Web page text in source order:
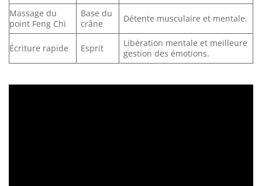
Massage du
point Feng Chi
Base du
crâne
Détente musculaire et mentale.
Écriture rapide Esprit
Libération mentale et meilleure
gestion des émotions.